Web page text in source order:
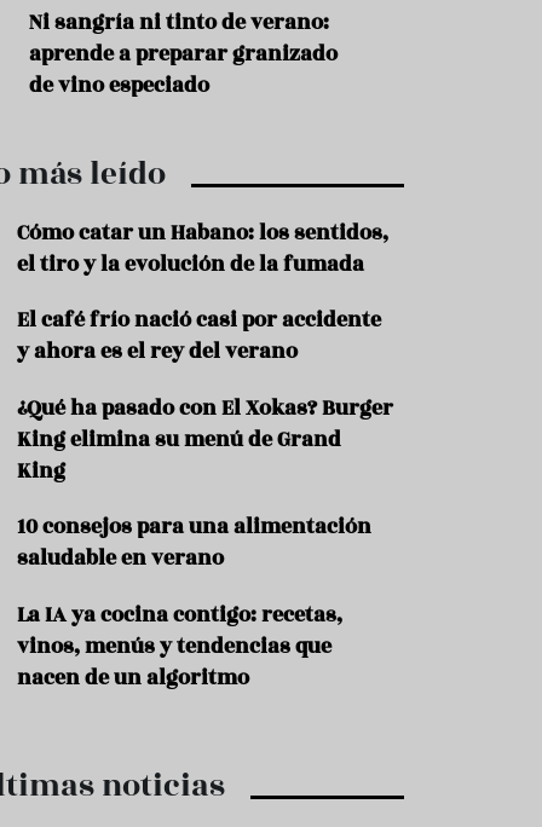
o
m
R
e
S
u
d
o
Ni sangría ni tinto de verano:
aprende a preparar granizado
de vino especiado
más leído
Cómo catar un Habano: los sentidos,
el tiro y la evolución de la fumada
El café frío nació casi por accidente
y ahora es el rey del verano
¿Qué ha pasado con El Xokas? Burger
King elimina su menú de Grand
King
10 consejos para una alimentación
saludable en verano
La IA ya cocina contigo: recetas,
vinos, menús y tendencias que
nacen de un algoritmo
noticias